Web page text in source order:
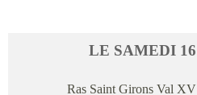
LE SAMEDI 16
Ras Saint Girons Val XV